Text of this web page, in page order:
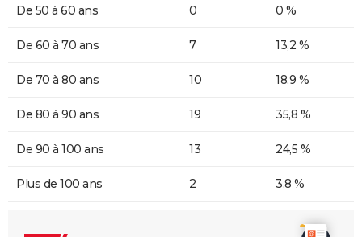
De 50 à 60 ans 0 0 %
De 60 à 70 ans 7 13,2 %
De 70 à 80 ans 10 18,9 %
De 80 à 90 ans 19 35,8 %
De 90 à 100 ans 13 24,5 %
Plus de 100 ans 2 3,8 %